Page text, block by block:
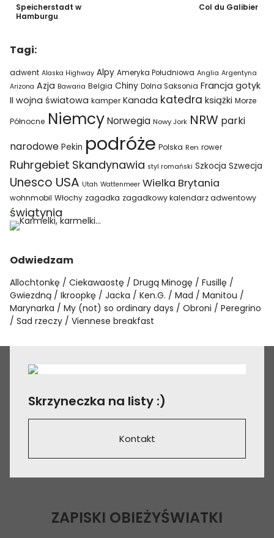
Speicherstadt w
Hamburgu
Col du Galibier
Tagi:
adwent Alaska Highway Alpy Ameryka Południowa Anglia Argentyna
Arizona Azja Bawaria Belgia Chiny Dolna Saksonia Francja gotyk
II wojna światowa kamper Kanada katedra książki Morze
Północne Niemcy Norwegia Nowy Jork NRW parki
narodowe Pekin podróże Polska Ren rower
Ruhrgebiet Skandynawia styl romański Szkocja Szwecja
Unesco USA Utah Wattenmeer Wielka Brytania
wohnmobil Włochy zagadka zagadkowy kalendarz adwentowy
świątynia
Odwiedzam
Allochtonkę Ciekawaostę Drugą Minogę
Fusillę
Gwiezdną
Ikroopkę Jacka Ken.G. Mad
Manitou
Marynarka
My (not) so ordinary days Obroni
Peregrino
Sad rzeczy
Viennese breakfast
Skrzyneczka na listy :)
Kontakt
ZAPISKI OBIEŻYŚWIATKI